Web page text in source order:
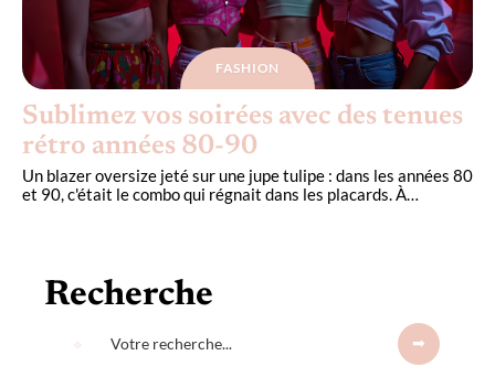
FASHION
Sublimez vos soirées avec des tenues
rétro années 80-90
Un blazer oversize jeté sur une jupe tulipe : dans les années 80
et 90, c'était le combo qui régnait dans les placards. À
Recherche